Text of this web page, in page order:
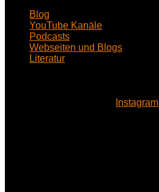
Blog
YouTube Kanäle
Podcasts
Webseiten und Blogs
Literatur
Instagram